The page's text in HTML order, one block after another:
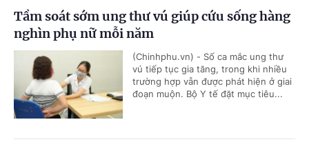
Tầm soát sớm ung thư vú giúp cứu sống hàng
nghìn phụ nữ mỗi năm
(Chinhphu.vn) - Số ca mắc ung thư
vú tiếp tục gia tăng, trong khi nhiều
trường hợp vẫn được phát hiện ở giai
đoạn muộn. Bộ Y tế đặt mục tiêu...